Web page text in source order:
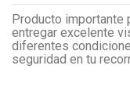
Producto importante
entregar excelente
diferentes
seguridad en tu